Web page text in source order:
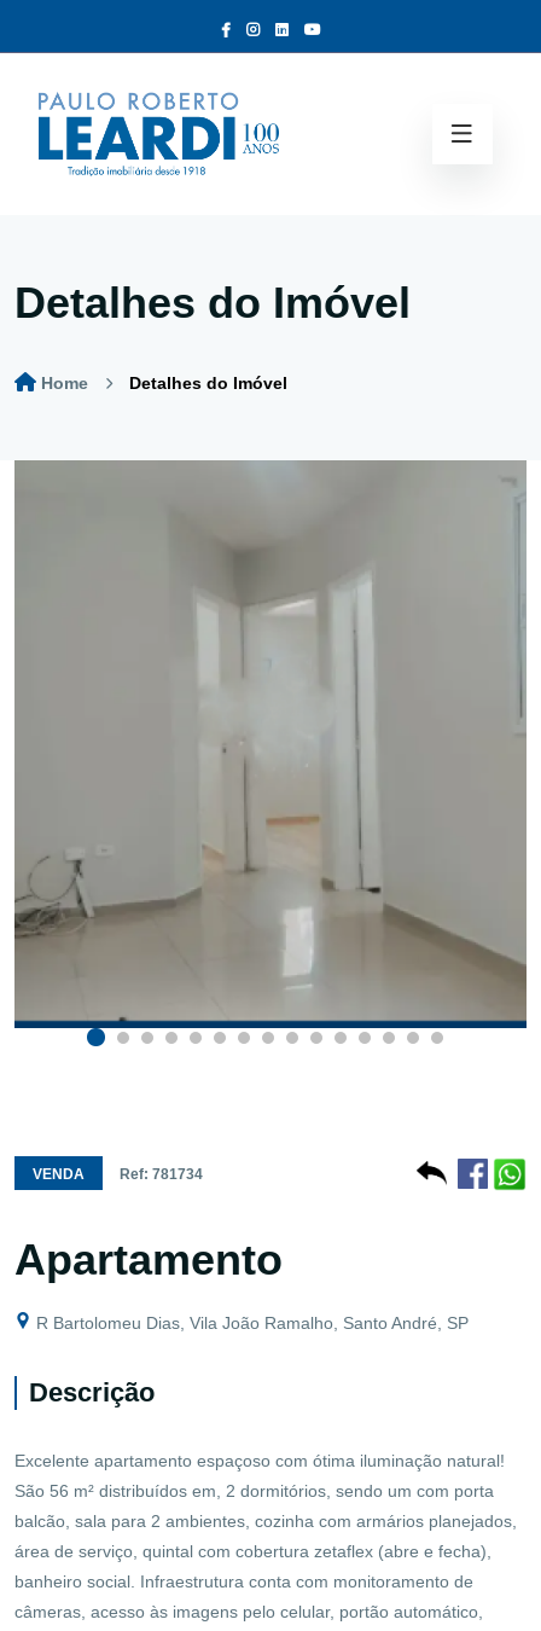
Detalhes do Imóvel
Home Detalhes do Imóvel
VENDA Ref: 781734
Apartamento
R Bartolomeu Dias, Vila João Ramalho, Santo André, SP
Descrição
Excelente apartamento espaçoso com ótima iluminação natural!
São 56 m² distribuídos em, 2 dormitórios, sendo um com porta
balcão, sala para 2 ambientes, cozinha com armários planejados,
área de serviço, quintal com cobertura zetaflex (abre e fecha),
banheiro social. Infraestrutura conta com monitoramento de
câmeras, acesso às imagens pelo celular, portão automático,